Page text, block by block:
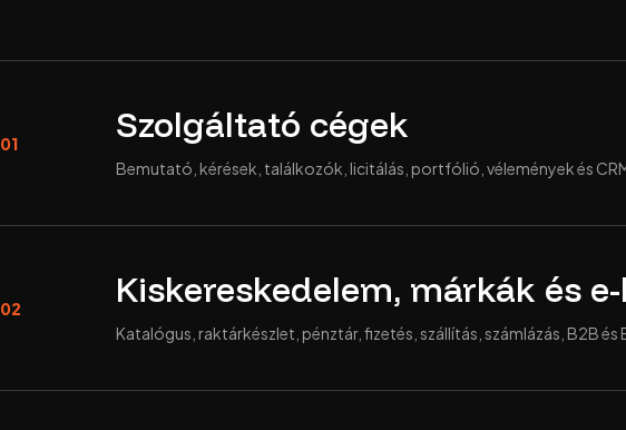
01 Szolgáltató cégek
Bemutató, kérések, találkozók, licitálás, portfólió, vélemények és
02 Kiskereskedelem, márkák és
Katalógus, raktárkészlet, pénztár, fizetés, szállítás, számlázás, B2B és